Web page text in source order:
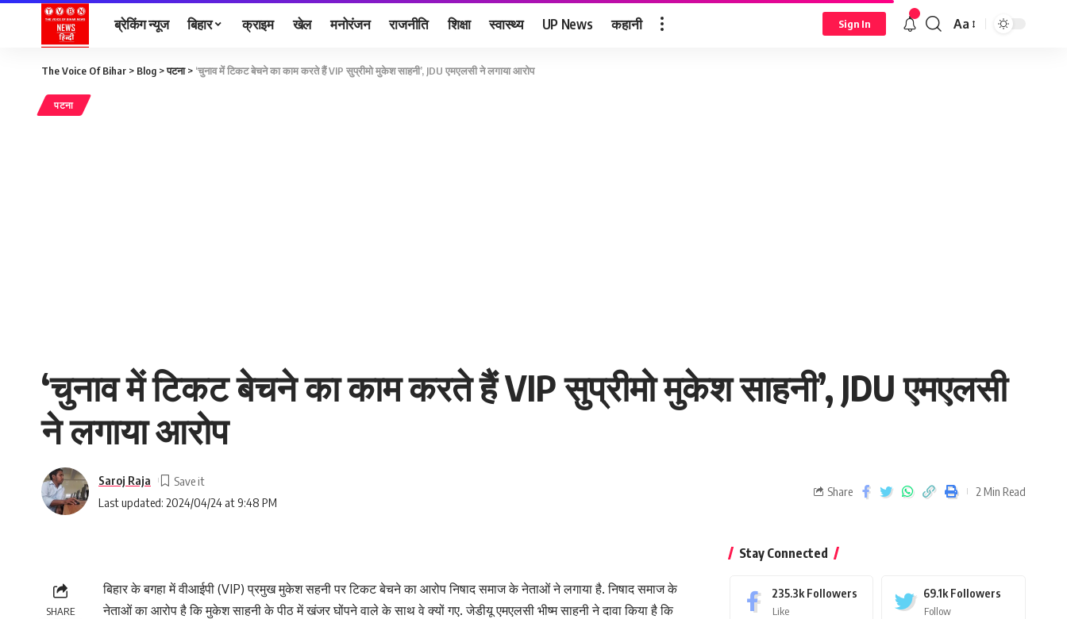
ब्रेकिंग न्यूज बिहार क्राइम खेल मनोरंजन राजनीति शिक्षा स्वास्थ्य UP News कहानी Sign In Aa
The Voice Of Bihar > Blog >पटना> ‘चुनाव में टिकट बेचने का काम करते हैं VIP सुप्रीमो मुकेश साहनी’, JDU एमएलसी ने लगाया आरोप
पटना
‘चुनाव में टिकट बेचने का काम करते हैं VIP सुप्रीमो मुकेश साहनी’, JDU एमएलसी
ने लगाया आरोप
Last updated: 2024/04/24 at 9:48 PM
Saroj Raja
Share 2 Min Read
SHARE
बिहार के बगहा में वीआईपी (VIP) प्रमुख मुकेश सहनी पर टिकट बेचने का आरोप निषाद समाज के नेताओं ने लगाया है. निषाद समाज के
नेताओं का आरोप है कि मुकेश साहनी के पीठ में खंजर घोंपने वाले के साथ वे क्यों गए. जेडीयू एमएलसी भीष्म साहनी ने दावा किया है कि
Stay Connected
235.3k Followers
Like
69.1k Followers
Follow